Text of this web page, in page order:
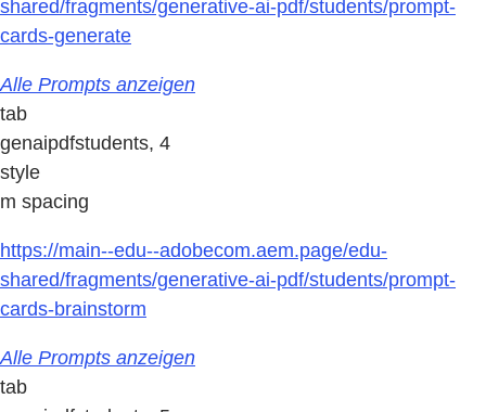
shared/fragments/generative-ai-pdf/students/prompt-
cards-generate
Alle Prompts anzeigen
tab
genaipdfstudents, 4
style
m spacing
https://main--edu--adobecom.aem.page/edu-
shared/fragments/generative-ai-pdf/students/prompt-
cards-brainstorm
Alle Prompts anzeigen
tab